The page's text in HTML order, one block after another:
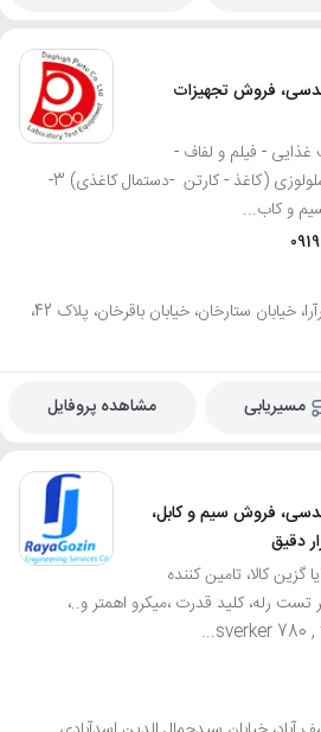
فروش تجهیزات
- فیلم و لفاف -
کنسرو و نوشیدنی) 2- صنایع سلولوزی (کاغذ - کارتن -دستمال کاغذی) 3-
تهران، منطقه 2، محله شهرآرا، خیابان ستارخان، خیابان باقرخان، پلاک 42،
مسیریابی مشاهده پروفایل
فروش سیم و کابل،
دقیق
کالا، تامین کننده
رله، کلید قدرت ،میکرو اهمتر و..،
sverker 780 ,